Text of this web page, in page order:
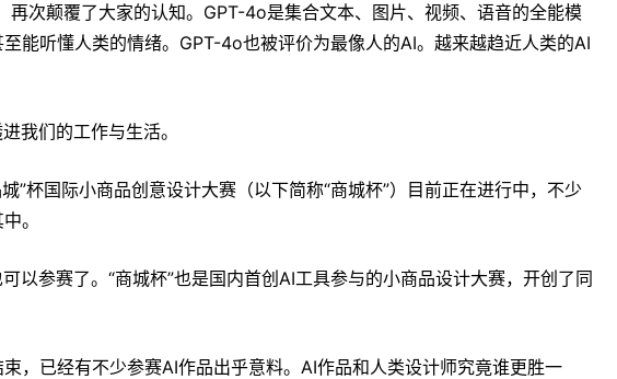
再次颠覆了大家的认知。GPT-4o是集合文本、图片、视频、语音的全能模
能听懂人类的情绪。GPT-4o也被评价为最像人的AI。越来越趋近人类的AI
我们的工作与生活。
”杯国际小商品创意设计大赛（以下简称“商城杯”）目前正在进行中，不少
。
以参赛了。“商城杯”也是国内首创AI工具参与的小商品设计大赛，开创了同
，已经有不少参赛AI作品出乎意料。AI作品和人类设计师究竟谁更胜一